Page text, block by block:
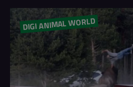
DIGI ANIMAL WORLD